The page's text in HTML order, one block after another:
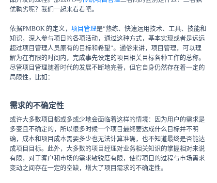
优孰劣呢？我们一起来看看吧。
依据PMBOK 的定义， 项目管理是“熟练、快速运用技术、工具、技能和
知识，深入参与项目的各项活动，通过这种方式，基本实现或者是远远
超过项目管理人员原有的目标和希望”。通俗来讲，项目管理，可以理
解为在有限的时间内，完成事先设定的项目相关目标各种工作的总称。
尽管项目管理随着时代的发展不断地完善，但它自身仍然存在着一定的
局限性，比如：
需求的不确定性
或许大多数项目都或多或少地会面临着这样的情境：因为用户的需求是
多变且不确定的，所以很多时候一个项目最终要达成什么目标并不明
确，成本和项目成本需要多少也无法计算准确，也不知道最终是否能达
成项目目标。此外，大多数的项目经理对业务相关知识的掌握相对来说
有限，对于客户和市场的需求敏锐度有限，使得项目的过程与市场需求
变动之间存在一定的空缺，增大了项目需求的不确定性。